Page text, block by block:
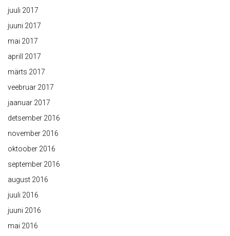
juuli 2017
juuni 2017
mai 2017
aprill 2017
märts 2017
veebruar 2017
jaanuar 2017
detsember 2016
november 2016
oktoober 2016
september 2016
august 2016
juuli 2016
juuni 2016
mai 2016